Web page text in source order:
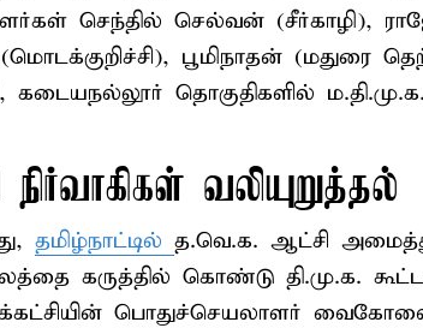
செந்தில் செல்வன் (சீர்காழி),
பூமிநாதன்
கடையநல்லூர் தொகுதிகளில்
நிர்வாகிகள் வலியுறுத்தல்
தமிழ்நாட்டில் த.வெ.க. ஆட்சி
கருத்தில் கொண்டு தி.மு.க.
பொதுச்செயலாளர் வைகோவை